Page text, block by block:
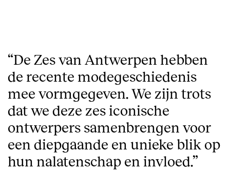
De Zes van Antwerpen hebben
de recente modegeschiedenis
mee vormgegeven. We zijn trots
dat we deze zes iconische
ontwerpers samenbrengen voor
een diepgaande en unieke blik op
hun nalatenschap en invloed.